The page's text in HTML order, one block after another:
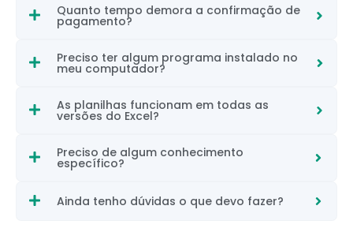
Quanto tempo demora a confirmação de
pagamento?
Preciso ter algum programa instalado no
meu computador?
As planilhas funcionam em todas as
versões do Excel?
Preciso de algum conhecimento
específico?
Ainda tenho dúvidas o que devo fazer?